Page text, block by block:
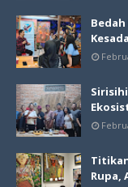
Bedah
Rupa,